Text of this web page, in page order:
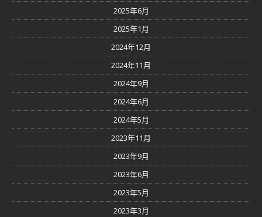
2025年6月
2025年1月
2024年12月
2024年11月
2024年9月
2024年6月
2024年5月
2023年11月
2023年9月
2023年6月
2023年5月
2023年3月